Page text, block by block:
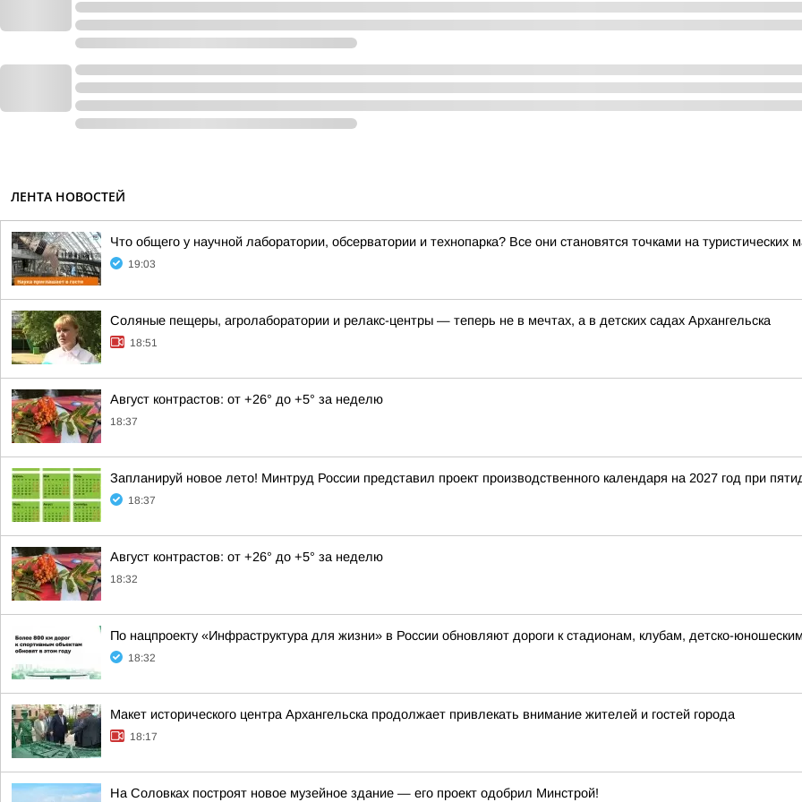
ЛЕНТА НОВОСТЕЙ
Что общего у научной лаборатории, обсерватории и технопарка? Все они становятся точками на туристических
19:03
Соляные пещеры, агролаборатории и релакс-центры — теперь не в мечтах, а в детских садах Архангельска
18:51
Август контрастов: от +26° до +5° за неделю
18:37
Запланируй новое лето! Минтруд России представил проект производственного календаря на 2027 год при
18:37
Август контрастов: от +26° до +5° за неделю
18:32
По нацпроекту «Инфраструктура для жизни» в России обновляют дороги к стадионам, клубам, детско-
18:32
Макет исторического центра Архангельска продолжает привлекать внимание жителей и гостей города
18:17
На Соловках построят новое музейное здание — его проект одобрил Минстрой!